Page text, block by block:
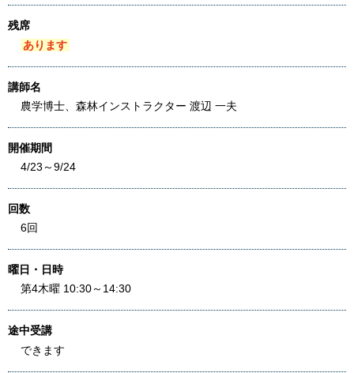
残席
あります
講師名
農学博士、森林インストラクター 渡辺 一夫
開催期間
4/23～9/24
回数
6回
曜日・日時
第4木曜 10:30～14:30
途中受講
できます